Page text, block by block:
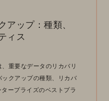
アップ：種類、
ィス
重要なデータのリカバリ
クアップの種類、リカバ
タープライズのベストプラ